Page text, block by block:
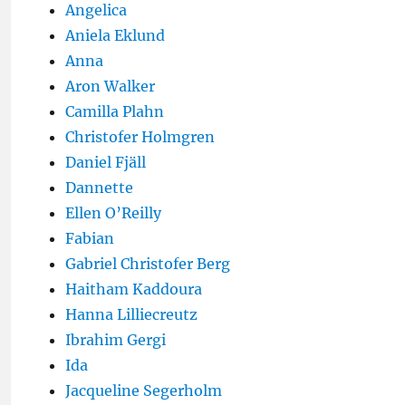
Angelica
Aniela Eklund
Anna
Aron Walker
Camilla Plahn
Christofer Holmgren
Daniel Fjäll
Dannette
Ellen O’Reilly
Fabian
Gabriel Christofer Berg
Haitham Kaddoura
Hanna Lilliecreutz
Ibrahim Gergi
Ida
Jacqueline Segerholm